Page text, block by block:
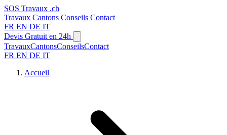
SOS Travaux .ch
Travaux Cantons Conseils Contact
FR EN DE IT
Devis Gratuit en 24h
TravauxCantonsConseilsContact
FR EN DE IT
Accueil